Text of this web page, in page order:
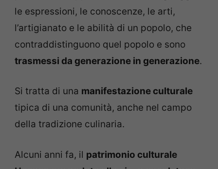
le espressioni, le conoscenze, le arti,
l’artigianato e le abilità di un popolo, che
contraddistinguono quel popolo e sono
trasmessi da generazione in generazione.
Si tratta di una manifestazione culturale
tipica di una comunità, anche nel campo
della tradizione culinaria.
Alcuni anni fa, il patrimonio culturale